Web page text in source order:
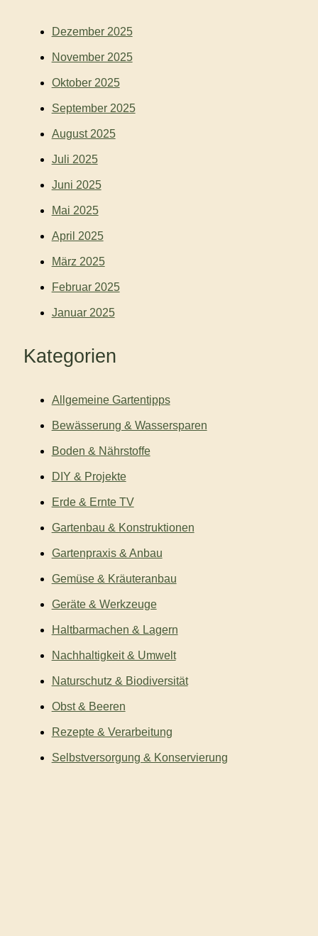
Dezember 2025
November 2025
Oktober 2025
September 2025
August 2025
Juli 2025
Juni 2025
Mai 2025
April 2025
März 2025
Februar 2025
Januar 2025
Kategorien
Allgemeine Gartentipps
Bewässerung & Wassersparen
Boden & Nährstoffe
DIY & Projekte
Erde & Ernte TV
Gartenbau & Konstruktionen
Gartenpraxis & Anbau
Gemüse & Kräuteranbau
Geräte & Werkzeuge
Haltbarmachen & Lagern
Nachhaltigkeit & Umwelt
Naturschutz & Biodiversität
Obst & Beeren
Rezepte & Verarbeitung
Selbstversorgung & Konservierung